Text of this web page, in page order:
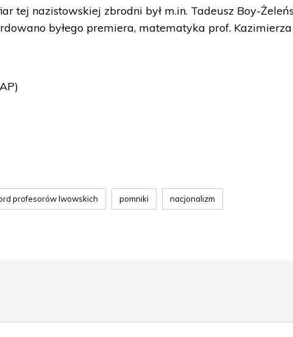
tej nazistowskiej zbrodni był m.in. Tadeusz Boy-
byłego premiera, matematyka prof. Kazimierza
profesorów lwowskich pomniki nacjonalizm